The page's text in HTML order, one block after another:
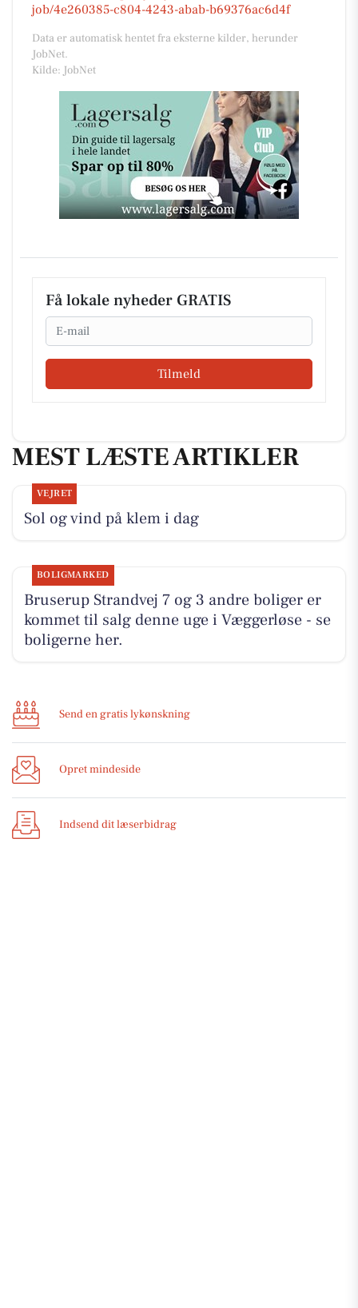
job/4e260385-c804-4243-abab-b69376ac6d4f
Data er automatisk hentet fra eksterne kilder, herunder
JobNet.
Kilde: JobNet
Få lokale nyheder GRATIS
Email
Tilmeld
MEST LÆSTE ARTIKLER
VEJRET
Sol og vind på klem i dag
BOLIGMARKED
Bruserup Strandvej 7 og 3 andre boliger er
kommet til salg denne uge i Væggerløse - se
boligerne her.
Send en gratis lykønskning
Opret mindeside
Indsend dit læserbidrag